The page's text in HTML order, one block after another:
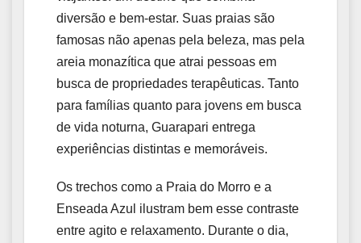
diversão e bem-estar. Suas praias são
famosas não apenas pela beleza, mas pela
areia monazítica que atrai pessoas em
busca de propriedades terapêuticas. Tanto
para famílias quanto para jovens em busca
de vida noturna, Guarapari entrega
experiências distintas e memoráveis.
Os trechos como a Praia do Morro e a
Enseada Azul ilustram bem esse contraste
entre agito e relaxamento. Durante o dia,